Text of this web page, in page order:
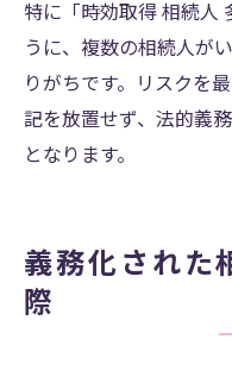
特に「時効取得 相続人
うに、複数の相続人が
りがちです。リスクを
記を放置せず、法的義
となります。
義務化された
際